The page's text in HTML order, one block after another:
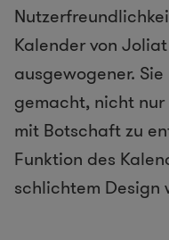
Kalender von
ausgewogener.
gemacht, nicht
mit Botschaft zu
Funktion des
schlichtem Design